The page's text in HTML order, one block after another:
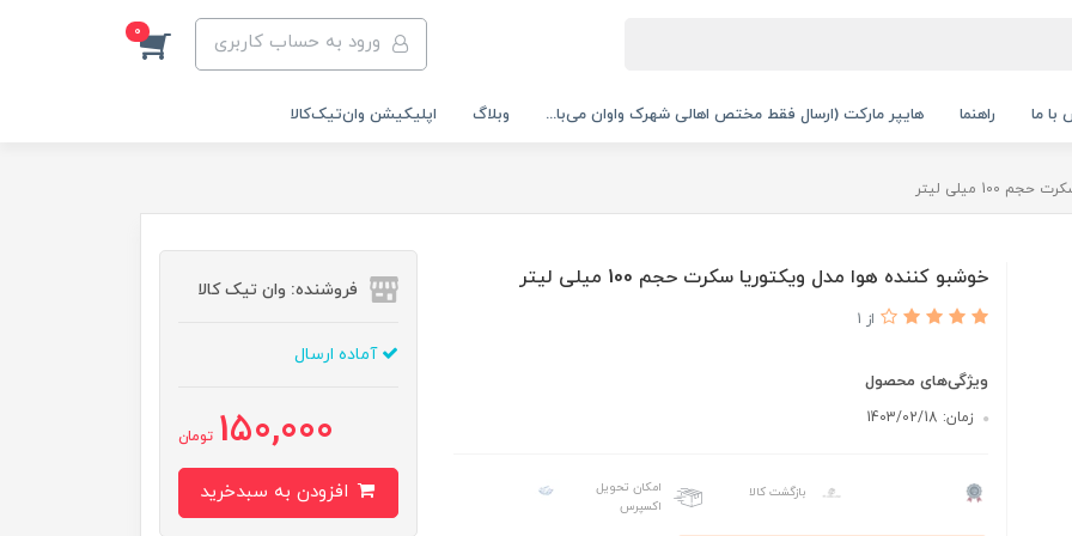
ورود به حساب کاربری 0
با ما راهنما هایپر مارکت (ارسال فقط مختص اهالی شهرک واوان می‌با... وبلاگ اپلیکیشن وان‌تیک‌کالا‌
میلی لیتر
خوشبو کننده هوا مدل ویکتوریا سکرت حجم 100 میلی لیتر
از 1
ویژگی‌های محصول
زمان: 1403/02/18
بازگشت کالا
امکان تحویل
اکسپرس
فروشنده: وان تیک کالا
آماده ارسال
150,000 تومان